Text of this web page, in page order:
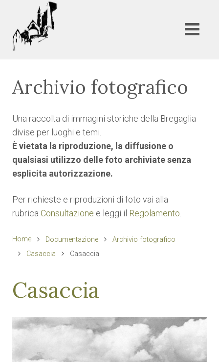
Archivio fotografico
Una raccolta di immagini storiche della Bregaglia
divise per luoghi e temi.
È vietata la riproduzione, la diffusione o
qualsiasi utilizzo delle foto archiviate senza
esplicita autorizzazione.
Per richieste e riproduzioni di foto vai alla
rubrica Consultazione e leggi il Regolamento
Home Documentazione
Archivio fotografico
Casaccia
Casaccia
Casaccia